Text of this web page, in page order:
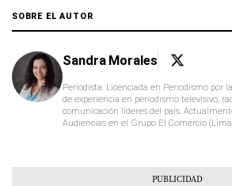
SOBRE EL AUTOR
Sandra Morales
Periodista. Licenciada en Periodismo por
de experiencia en periodismo televisivo,
comunicación líderes del país.
Audiencias en el Grupo El Comercio